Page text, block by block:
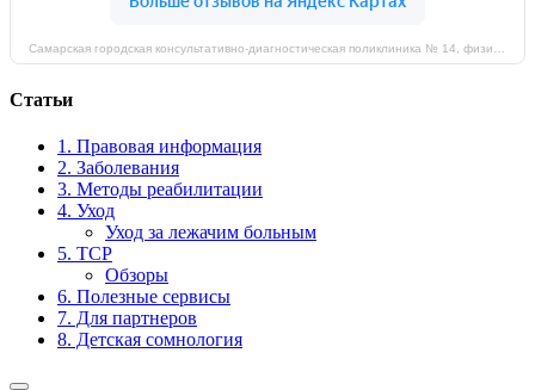
Статьи
1. Правовая информация
2. Заболевания
3. Методы реабилитации
4. Уход
Уход за лежачим больным
5. ТСР
Обзоры
6. Полезные сервисы
7. Для партнеров
8. Детская сомнология